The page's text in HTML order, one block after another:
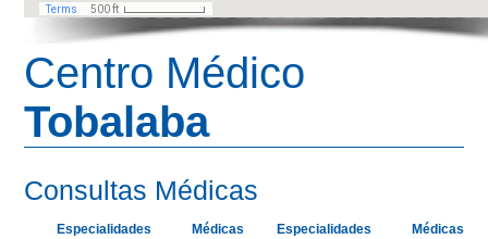
Centro Médico
Tobalaba
Consultas Médicas
Especialidades Médicas
Especialidades Médicas